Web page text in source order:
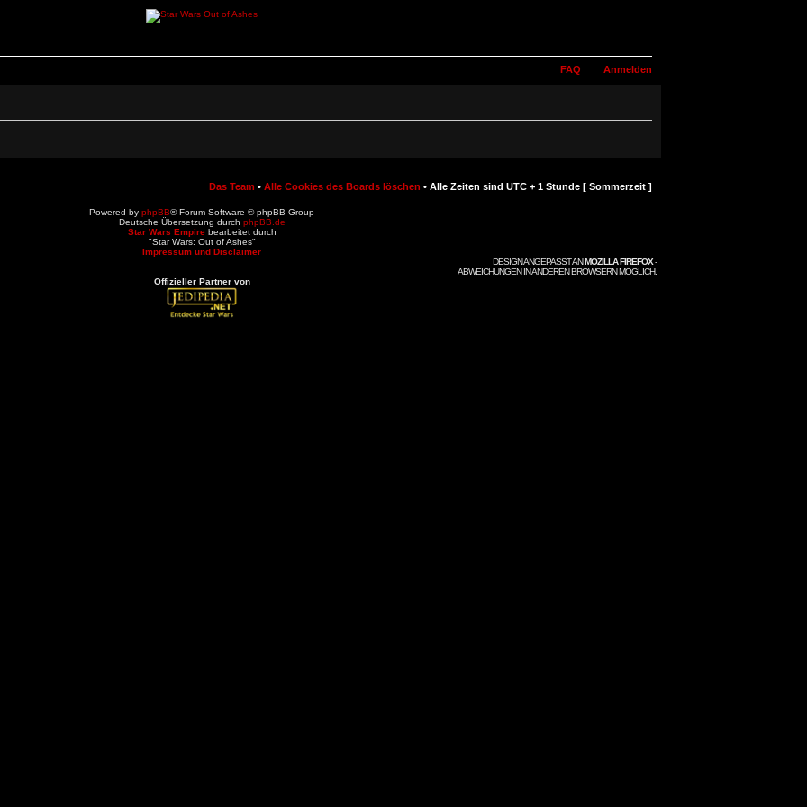
FAQ Anmelden
Das Team • Alle Cookies des Boards löschen • Alle Zeiten sind UTC + 1 Stunde [ Sommerzeit ]
Powered by phpBB® Forum Software © phpBB Group
Deutsche Übersetzung durch phpBB.de
Star Wars Empirebearbeitet durch
"Star Wars: Out of Ashes"
Impressum und Disclaimer
DESIGN ANGEPASST ANMOZILLA FIREFOX-
ABWEICHUNGEN IN ANDEREN BROWSERN MÖGLICH.
Offizieller Partner von